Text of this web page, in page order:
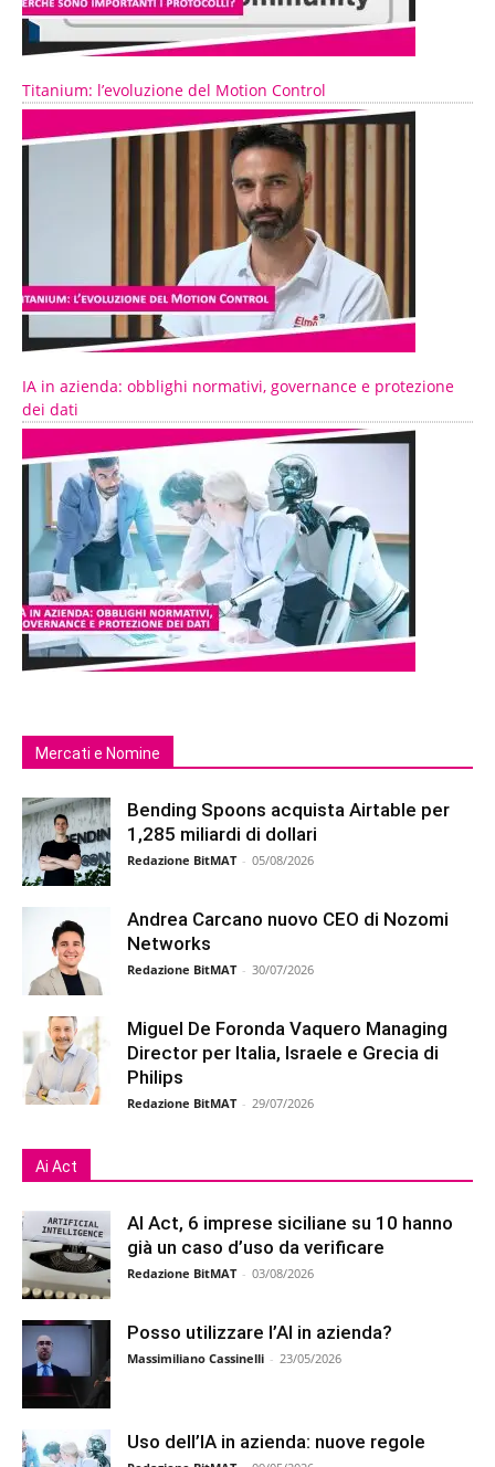
Titanium: l’evoluzione del Motion Control
IA in azienda: obblighi normativi, governance e protezione
dei dati
Mercati e Nomine
Bending Spoons acquista Airtable per
1,285 miliardi di dollari
Redazione BitMAT - 05/08/2026
Andrea Carcano nuovo CEO di Nozomi
Networks
Redazione BitMAT - 30/07/2026
Miguel De Foronda Vaquero Managing
Director per Italia, Israele e Grecia di
Philips
Redazione BitMAT - 29/07/2026
Ai Act
AI Act, 6 imprese siciliane su 10 hanno
già un caso d’uso da verificare
Redazione BitMAT - 03/08/2026
Posso utilizzare l’AI in azienda?
Massimiliano Cassinelli - 23/05/2026
Uso dell’IA in azienda: nuove regole